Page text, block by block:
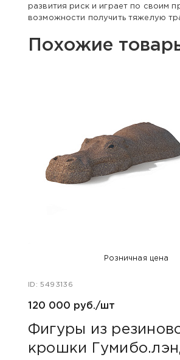
развития риск и играет по своим
возможности получить тяжелую
Похожие
Розничная цена
ID: 5493136
120 000 руб./шт
Фигуры из
крошки